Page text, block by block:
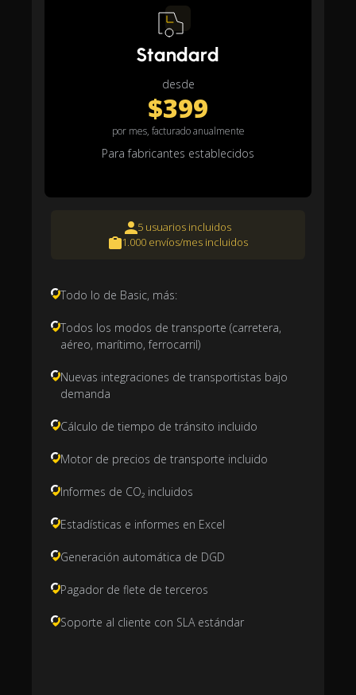
Standard
desde
$399
por mes, facturado anualmente
Para fabricantes establecidos
5 usuarios incluidos
1.000 envíos/mes incluidos
Todo lo de Basic, más:
Todos los modos de transporte (carretera,
aéreo, marítimo, ferrocarril)
Nuevas integraciones de transportistas bajo
demanda
Cálculo de tiempo de tránsito incluido
Motor de precios de transporte incluido
Informes de CO₂ incluidos
Estadísticas e informes en Excel
Generación automática de DGD
Pagador de flete de terceros
Soporte al cliente con SLA estándar